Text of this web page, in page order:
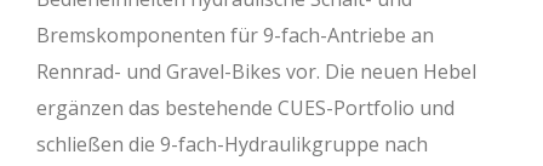
Bremskomponenten für 9-fach-Antriebe an
Rennrad- und Gravel-Bikes vor. Die neuen Hebel
ergänzen das bestehende CUES-Portfolio und
schließen die 9-fach-Hydraulikgruppe nach